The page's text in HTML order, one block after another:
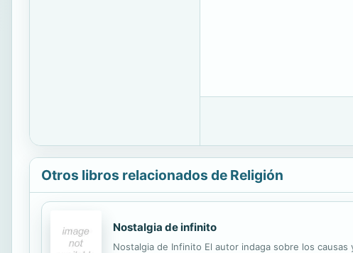
Otros libros relacionados de Religión
Nostalgia de infinito
Nostalgia de Infinito El autor indaga sobre los